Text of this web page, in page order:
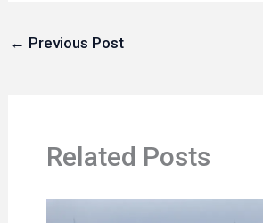
← Previous Post
Related Posts